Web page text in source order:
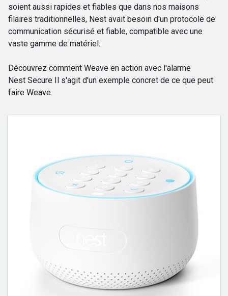
soient aussi rapides et fiables que dans nos maisons
filaires traditionnelles, Nest avait besoin d'un protocole de
communication sécurisé et fiable, compatible avec une
vaste gamme de matériel.
Découvrez comment Weave en action avec l'alarme
Nest Secure Il s'agit d'un exemple concret de ce que peut
faire Weave.